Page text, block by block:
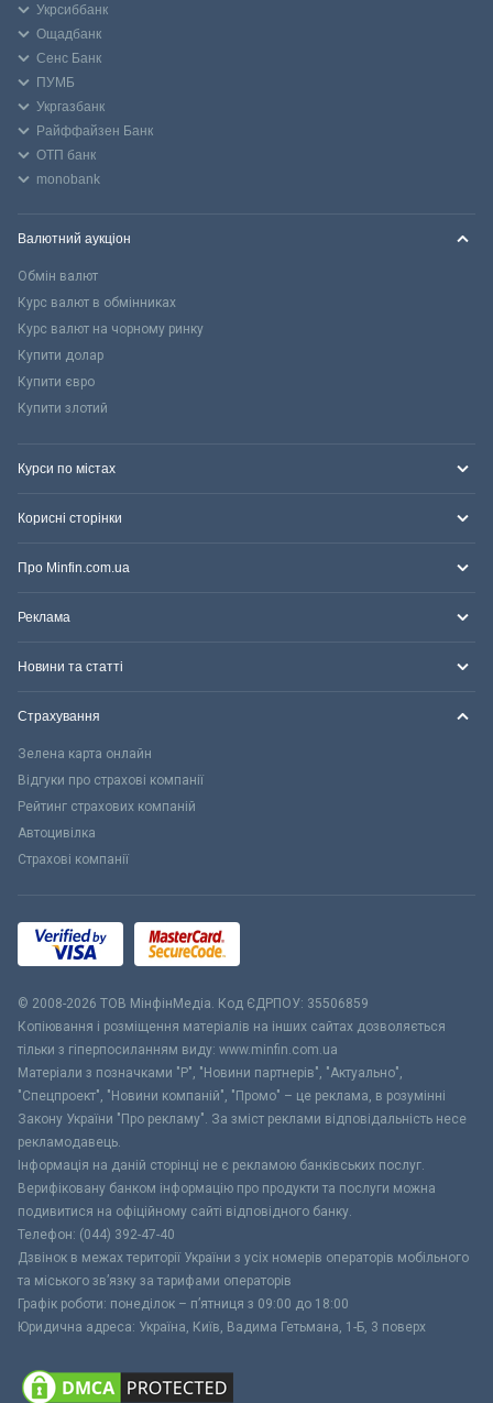
Укрсиббанк
Ощадбанк
Сенс Банк
ПУМБ
Укргазбанк
Райффайзен Банк
ОТП банк
monobank
Валютний аукціон
Обмін валют
Курс валют в обмінниках
Курс валют на чорному ринку
Купити долар
Купити євро
Купити злотий
Курси по містах
Корисні сторінки
Про Minfin.com.ua
Реклама
Новини та статті
Страхування
Зелена карта онлайн
Відгуки про страхові компанії
Рейтинг страхових компаній
Автоцивілка
Страхові компанії
© 2008-2026 ТОВ МiнфiнМедiа. Код ЄДРПОУ: 35506859
Копіювання і розміщення матеріалів на інших сайтах дозволяється
тільки з гіперпосиланням виду: www.minfin.com.ua
Матеріали з позначками "Р", "Новини партнерів", "Актуально",
"Спецпроект", "Новини компаній", "Промо" – це реклама, в розумінні
Закону України "Про рекламу". За зміст реклами відповідальність несе
рекламодавець.
Інформація на даній сторінці не є рекламою банківських послуг.
Верифіковану банком інформацію про продукти та послуги можна
подивитися на офіційному сайті відповідного банку.
Телефон: (044) 392-47-40
Дзвінок в межах території України з усіх номерів операторів мобільного
та міського зв’язку за тарифами операторів
Графік роботи: понеділок – п’ятниця з 09:00 до 18:00
Юридична адреса: Україна, Київ, Вадима Гетьмана, 1-Б, 3 поверх